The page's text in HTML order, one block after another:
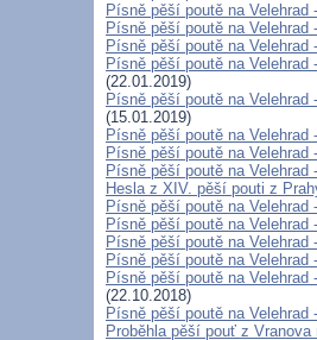
Písně pěší poutě na Velehrad
Písně pěší poutě na
Písně pěší poutě na Velehrad
Písně pěší poutě na
(22.01.2019)
Písně pěší poutě na
(15.01.2019)
Písně pěší poutě na Velehrad
Písně pěší poutě na Velehrad
Písně pěší poutě na
Hesla z XIV. pěší pouti z
Písně pěší poutě na
Písně pěší poutě na
Písně pěší poutě na Velehrad
Písně pěší poutě na Velehrad
Písně pěší poutě na
(22.10.2018)
Písně pěší poutě na Velehrad
Proběhla pěší pouť z